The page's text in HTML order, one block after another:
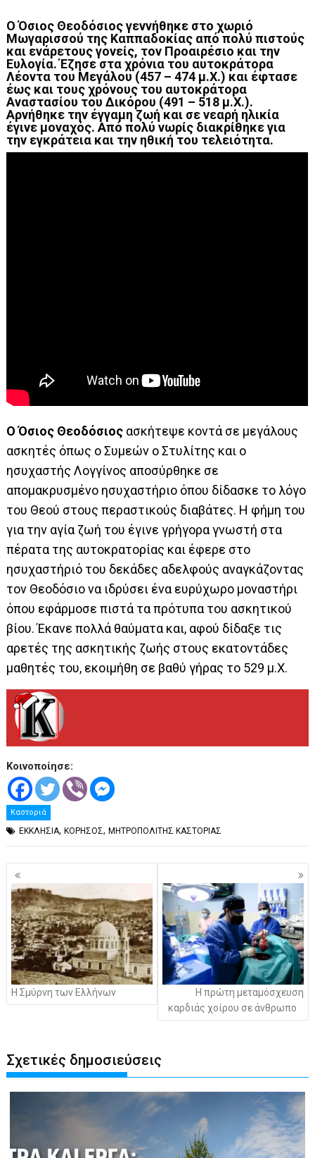
Ο Όσιος Θεοδόσιος γεννήθηκε στο χωριό
Μωγαρισσού της Καππαδοκίας από πολύ πιστούς
και ενάρετους γονείς, τον Προαιρέσιο και την
Ευλογία. Έζησε στα χρόνια του αυτοκράτορα
Λέοντα του Μεγάλου (457 – 474 μ.Χ.) και έφτασε
έως και τους χρόνους του αυτοκράτορα
Αναστασίου του Δικόρου (491 – 518 μ.Χ.).
Αρνήθηκε την έγγαμη ζωή και σε νεαρή ηλικία
έγινε μοναχός. Από πολύ νωρίς διακρίθηκε για
την εγκράτεια και την ηθική του τελειότητα.
Ο Όσιος Θεοδόσιος ασκήτεψε κοντά σε μεγάλους
ασκητές όπως ο Συμεών ο Στυλίτης και ο
ησυχαστής Λογγίνος αποσύρθηκε σε
απομακρυσμένο ησυχαστήριο όπου δίδασκε το λόγο
του Θεού στους περαστικούς διαβάτες. Η φήμη του
για την αγία ζωή του έγινε γρήγορα γνωστή στα
πέρατα της αυτοκρατορίας και έφερε στο
ησυχαστήριό του δεκάδες αδελφούς αναγκάζοντας
τον Θεοδόσιο να ιδρύσει ένα ευρύχωρο μοναστήρι
όπου εφάρμοσε πιστά τα πρότυπα του ασκητικού
βίου. Έκανε πολλά θαύματα και, αφού δίδαξε τις
αρετές της ασκητικής ζωής στους εκατοντάδες
μαθητές του, εκοιμήθη σε βαθύ γήρας το 529 μ.Χ.
.
Κοινοποίησε:
Καστοριά
ΕΚΚΛΗΣΙΑ,ΚΟΡΗΣΟΣ,ΜΗΤΡΟΠΟΛΙΤΗΣ ΚΑΣΤΟΡΙΑΣ
Πλοήγηση
άρθρων
Η Σμύρνη των Ελλήνων
Η πρώτη μεταμόσχευση
καρδιάς χοίρου σε άνθρωπο
Σχετικές δημοσιεύσεις